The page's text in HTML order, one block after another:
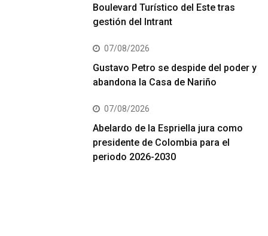
Boulevard Turístico del Este tras
gestión del Intrant
07/08/2026
Gustavo Petro se despide del poder y
abandona la Casa de Nariño
07/08/2026
Abelardo de la Espriella jura como
presidente de Colombia para el
periodo 2026-2030